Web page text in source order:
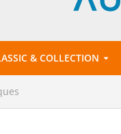
& COLLECTION